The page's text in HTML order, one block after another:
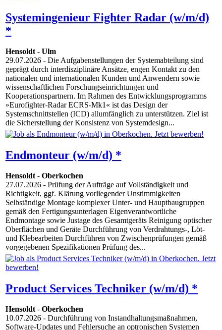
Systemingenieur Fighter Radar (w/m/d)
*
Hensoldt- Ulm
29.07.2026 - Die Aufgabenstellungen der Systemabteilung sind
geprägt durch interdisziplinäre Ansätze, engen Kontakt zu den
nationalen und internationalen Kunden und Anwendern sowie
wissenschaftlichen Forschungseinrichtungen und
Kooperationspartnern. Im Rahmen des Entwicklungsprogramms
»Eurofighter-Radar ECRS-Mk1« ist das Design der
Systemschnittstellen (ICD) allumfänglich zu unterstützen. Ziel ist
die Sicherstellung der Konsistenz von Systemdesign...
Endmonteur (w/m/d) *
Hensoldt- Oberkochen
27.07.2026 - Prüfung der Aufträge auf Vollständigkeit und
Richtigkeit, ggf. Klärung vorliegender Unstimmigkeiten
Selbständige Montage komplexer Unter- und Hauptbaugruppen
gemäß den Fertigungsunterlagen Eigenverantwortliche
Endmontage sowie Justage des Gesamtgeräts Reinigung optischer
Oberflächen und Geräte Durchführung von Verdrahtungs-, Löt-
und Klebearbeiten Durchführen von Zwischenprüfungen gemäß
vorgegebenen Spezifikationen Prüfung des...
Product Services Techniker (w/m/d) *
Hensoldt- Oberkochen
10.07.2026 - Durchführung von Instandhaltungsmaßnahmen,
Software-Updates und Fehlersuche an optronischen Systemen